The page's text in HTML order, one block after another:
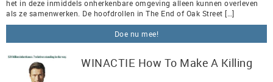
het in deze inmiddels onherkenbare omgeving alleen kunnen overleven
als ze samenwerken. De hoofdrollen in The End of Oak Street […]
Doe nu mee!
WINACTIE How To Make A Killing